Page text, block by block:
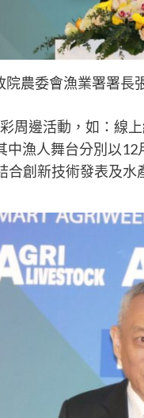
院農委會漁業署署長
周邊活動，如：線
中漁人舞台分別以
合創新技術發表及